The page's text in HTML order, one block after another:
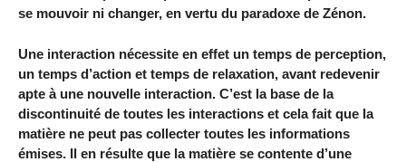
se mouvoir ni changer, en vertu du paradoxe de Zénon.
Une interaction nécessite en effet un temps de perception,
un temps d’action et temps de relaxation, avant redevenir
apte à une nouvelle interaction. C’est la base de la
discontinuité de toutes les interactions et cela fait que la
matière ne peut pas collecter toutes les informations
émises. Il en résulte que la matière se contente d’une